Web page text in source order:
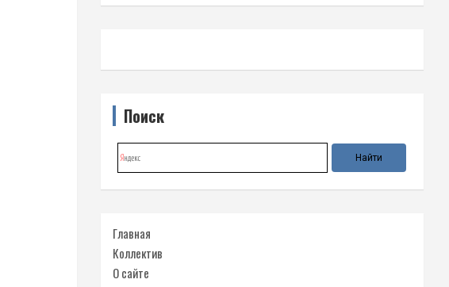
Поиск
Главная
Коллектив
О сайте